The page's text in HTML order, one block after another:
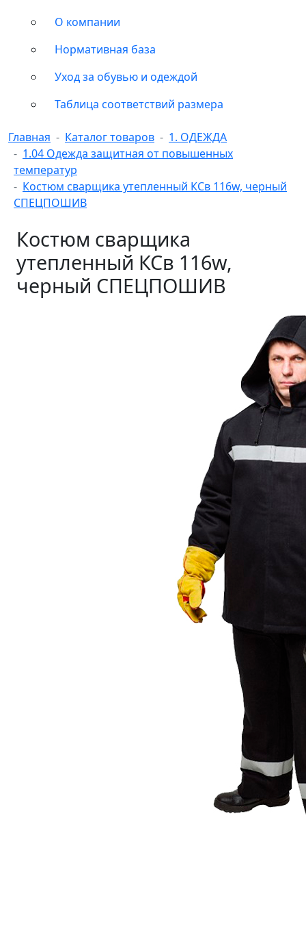
О компании
Нормативная база
Уход за обувью и одеждой
Таблица соответствий размера
Главная Каталог товаров
1. ОДЕЖДА
1.04 Одежда защитная от повышенных
температур
Костюм сварщика утепленный КСв 116w, черный
СПЕЦПОШИВ
Костюм сварщика
утепленный КСв 116w,
черный СПЕЦПОШИВ